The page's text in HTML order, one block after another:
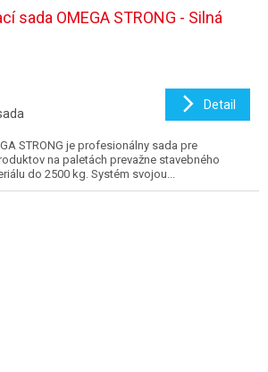
R
M
sada OMEGA STRONG - Silná
Detail
STRONG je profesionálny sada pre
na paletách prevažne stavebného
do 2500 kg. Systém svojou...